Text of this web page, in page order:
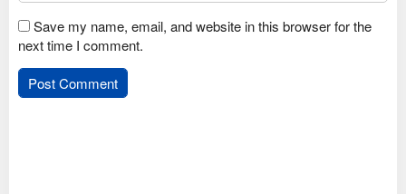
Save my name, email, and website in this browser for the
next time I comment.